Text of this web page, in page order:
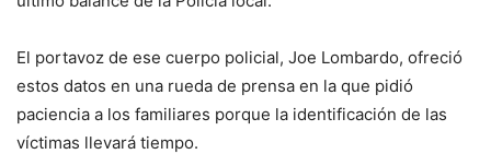
El portavoz de ese cuerpo policial, Joe Lombardo, ofreció
estos datos en una rueda de prensa en la que pidió
paciencia a los familiares porque la identificación de las
víctimas llevará tiempo.